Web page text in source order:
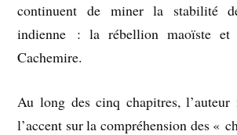
continuent de miner la stabilité
indienne : la rébellion maoïste et
Cachemire.
Au long des cinq chapitres, l’auteur
l’accent sur la compréhension des «